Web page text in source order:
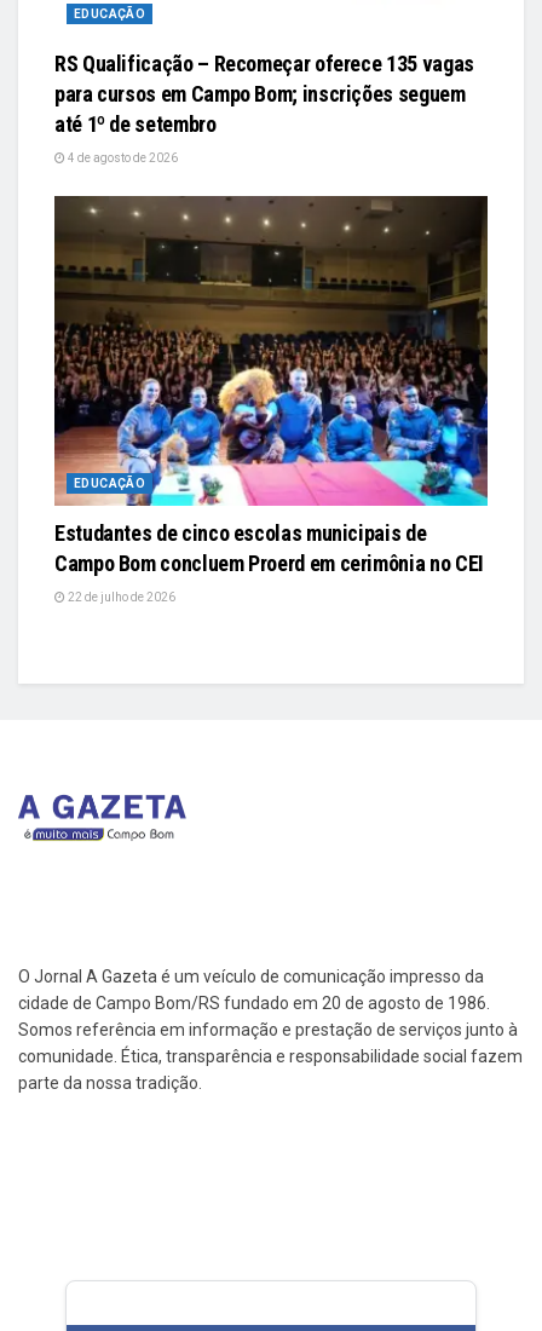
EDUCAÇÃO
RS Qualificação – Recomeçar oferece 135 vagas
para cursos em Campo Bom; inscrições seguem
até 1º de setembro
4 de agosto de 2026
EDUCAÇÃO
Estudantes de cinco escolas municipais de
Campo Bom concluem Proerd em cerimônia no CEI
22 de julho de 2026
O Jornal A Gazeta é um veículo de comunicação impresso da
cidade de Campo Bom/RS fundado em 20 de agosto de 1986.
Somos referência em informação e prestação de serviços junto à
comunidade. Ética, transparência e responsabilidade social fazem
parte da nossa tradição.